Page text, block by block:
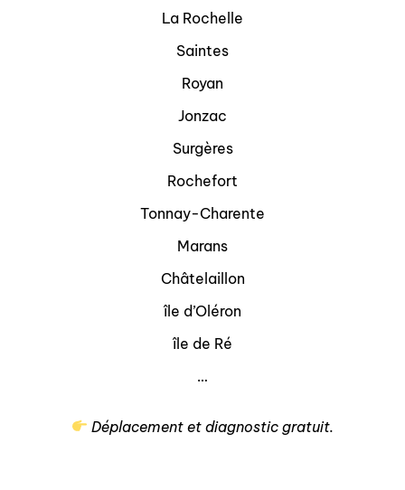
La Rochelle
Saintes
Royan
Jonzac
Surgères
Rochefort
Tonnay-Charente
Marans
Châtelaillon
île d’Oléron
île de Ré
…
Déplacement et diagnostic gratuit.